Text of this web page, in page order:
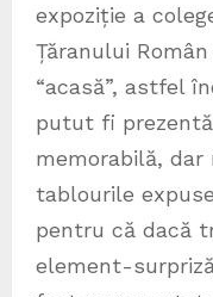
expoziție a
Țăranului
“acasă”, astfel
putut fi
memorabilă,
tablourile
pentru că dacă
element-